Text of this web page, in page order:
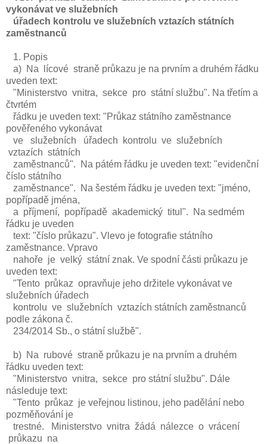
vykonávat ve služebních
úřadech kontrolu ve služebních vztazích státních
zaměstnanců
1. Popis
a) Na lícové straně průkazu je na prvním a druhém řádku
uveden text:
"Ministerstvo vnitra, sekce pro státní službu". Na třetím a
čtvrtém
řádku je uveden text: "Průkaz státního zaměstnance
pověřeného vykonávat
ve služebních úřadech kontrolu ve služebních
vztazích státních
zaměstnanců". Na pátém řádku je uveden text: "evidenční
číslo státního
zaměstnance". Na šestém řádku je uveden text: "jméno,
popřípadě jména,
a příjmení, popřípadě akademický titul". Na sedmém
řádku je uveden
text: "číslo průkazu". Vlevo je fotografie státního
zaměstnance. Vpravo
nahoře je velký státní znak. Ve spodní části průkazu je
uveden text:
"Tento průkaz opravňuje jeho držitele vykonávat ve
služebních úřadech
kontrolu ve služebních vztazích státních zaměstnanců
podle zákona č.
234/2014 Sb., o státní službě".
b) Na rubové straně průkazu je na prvním a druhém
řádku uveden text:
"Ministerstvo vnitra, sekce pro státní službu". Dále
následuje text:
"Tento průkaz je veřejnou listinou, jeho padělání nebo
pozměňování je
trestné. Ministerstvo vnitra žádá nálezce o vrácení
průkazu na